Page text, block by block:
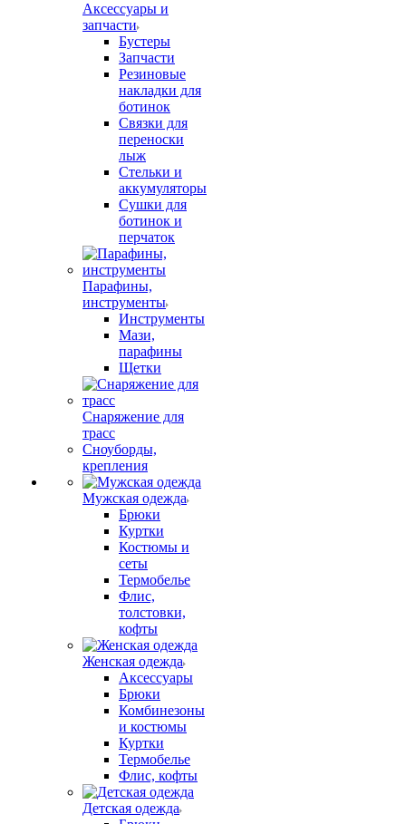
Аксессуары и
запчасти
Бустеры
Запчасти
Резиновые
накладки для
ботинок
Связки для
переноски
лыж
Стельки и
аккумуляторы
Сушки для
ботинок и
перчаток
Парафины,
инструменты
Инструменты
Мази,
парафины
Щетки
Снаряжение для
трасс
Сноуборды,
крепления
Мужская одежда
Брюки
Куртки
Костюмы и
сеты
Термобелье
Флис,
толстовки,
кофты
Женская одежда
Аксессуары
Брюки
Комбинезоны
и костюмы
Куртки
Термобелье
Флис, кофты
Детская одежда